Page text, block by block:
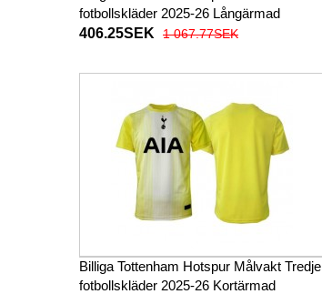
fotbollskläder 2025-26 Långärmad
406.25SEK
1 067.77SEK
Billiga Tottenham Hotspur Målvakt Tredje
fotbollskläder 2025-26 Kortärmad